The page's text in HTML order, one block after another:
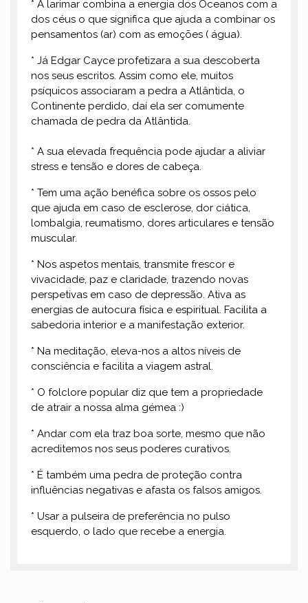
* A larimar combina a energia dos Oceanos com a
dos céus o que significa que ajuda a combinar os
pensamentos (ar) com as emoções ( água).
* Já Edgar Cayce profetizara a sua descoberta
nos seus escritos. Assim como ele, muitos
psíquicos associaram a pedra a Atlântida, o
Continente perdido, daí ela ser comumente
chamada de pedra da Atlântida.
* A sua elevada frequência pode ajudar a aliviar
stress e tensão e dores de cabeça.
* Tem uma ação benéfica sobre os ossos pelo
que ajuda em caso de esclerose, dor ciática,
lombalgia, reumatismo, dores articulares e tensão
muscular.
* Nos aspetos mentais, transmite frescor e
vivacidade, paz e claridade, trazendo novas
perspetivas em caso de depressão. Ativa as
energias de autocura física e espiritual. Facilita a
sabedoria interior e a manifestação exterior.
* Na meditação, eleva-nos a altos níveis de
consciência e facilita a viagem astral.
* O folclore popular diz que tem a propriedade
de atrair a nossa alma gémea :)
* Andar com ela traz boa sorte, mesmo que não
acreditemos nos seus poderes curativos.
* É também uma pedra de proteção contra
influências negativas e afasta os falsos amigos.
* Usar a pulseira de preferência no pulso
esquerdo, o lado que recebe a energia.